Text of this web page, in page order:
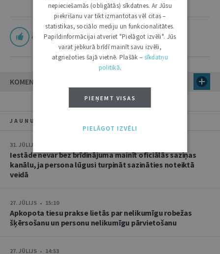
4
KOMENTĀRI
JAUNUMI
31. JŪLIJS • 08:46
Iestāde nevar bez brīdinājuma mainīt oficiālās saziņas
kanālu, ja persona lūgusi turpināt sazināties noteiktā
veidā
27. JŪLIJS • 15:10
Apkopota tiesu prakse lietās par nelikumīgu robežas
šķērsošanu un personu nelikumīgu pārvietošanu
27. JŪLIJS • 14:53
nepieciešamās (obligātās) sīkdatnes. Ar Jūsu
piekrišanu var tikt izmantotas vēl citas –
statistikas, sociālo mediju un funkcionalitātes.
Papildinformācijai atveriet "Pielāgot izvēli". Jūs
varat jebkurā brīdī mainīt savu izvēli,
atgriežoties šajā vietnē. Plašāk – sīkdatņu
politikā.
PIEŅEMT VISAS
PIELĀGOT IZVĒLI